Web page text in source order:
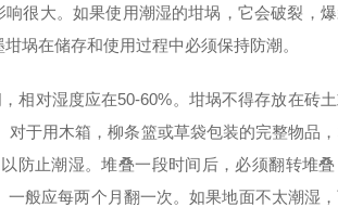
大。如果使用潮湿的坩埚，它会破裂，爆
埚在储存和使用过程中必须保持防潮。
对湿度应在50-60%。坩埚不得存放在砖土
于用木箱，柳条篮或草袋包装的完整物品
防止潮湿。堆叠一段时间后，必须翻转堆
般应每两个月翻一次。如果地面不太潮湿